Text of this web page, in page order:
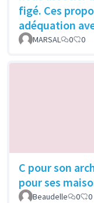
figé. Ces
adéquation
MARSAL 0 0
C pour son
pour ses
Beaudelle 0 0